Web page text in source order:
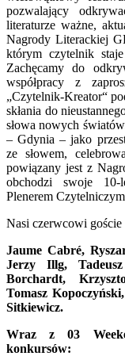
pozwalający
literaturze ważne,
Nagrody Literackiej
którym czytelnik
Zachęcamy do
współpracy z
„Czytelnik-Kreator“
skłania do
słowa nowych
– Gdynia – jako
ze słowem,
powiązany jest z
obchodzi swoje
Plenerem
Nasi czerwcowi goście
Jaume Cabré,
Jerzy Illg,
Borchardt,
Tomasz
Sitkiewicz.
Wraz z 03
konkursów: